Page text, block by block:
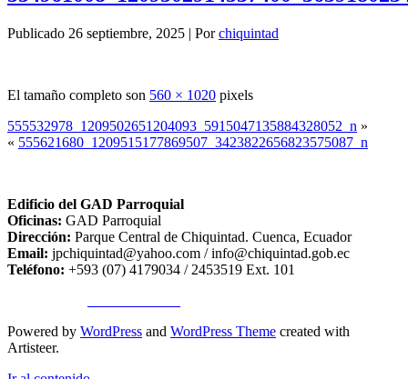
Publicado 26 septiembre, 2025 | Por chiquintad
El tamaño completo son 560 × 1020 pixels
555532978_1209502651204093_5915047135884328052_n »
« 555621680_1209515177869507_3423822656823575087_n
Edificio del GAD Parroquial
Oficinas: GAD Parroquial
Dirección: Parque Central de Chiquintad. Cuenca, Ecuador
Email: jpchiquintad@yahoo.com / info@chiquintad.gob.ec
Teléfono: +593 (07) 4179034 / 2453519 Ext. 101
Powered by WordPress and WordPress Theme created with
Artisteer.